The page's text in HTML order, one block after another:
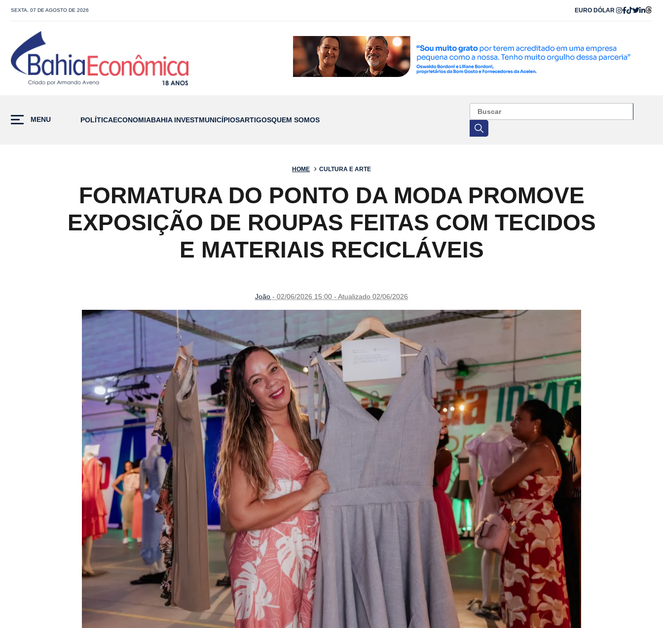
SEXTA, 07 DE AGOSTO DE 2026 EURO DÓLAR
MENU POLÍTICAECONOMIABAHIA INVESTMUNICÍPIOSARTIGOSQUEM SOMOS
HOME CULTURA E ARTE
FORMATURA DO PONTO DA MODA PROMOVE
EXPOSIÇÃO DE ROUPAS FEITAS COM TECIDOS
E MATERIAIS RECICLÁVEIS
João - 02/06/2026 15:00 - Atualizado 02/06/2026